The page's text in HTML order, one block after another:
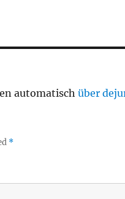
automatischüber
*